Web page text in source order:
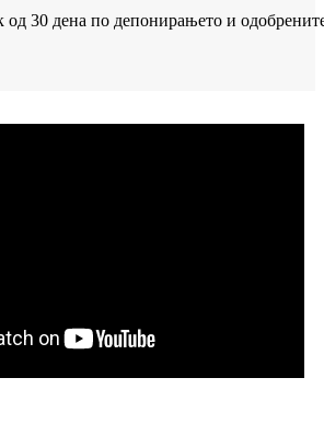
од 30 дена по депонирањето и